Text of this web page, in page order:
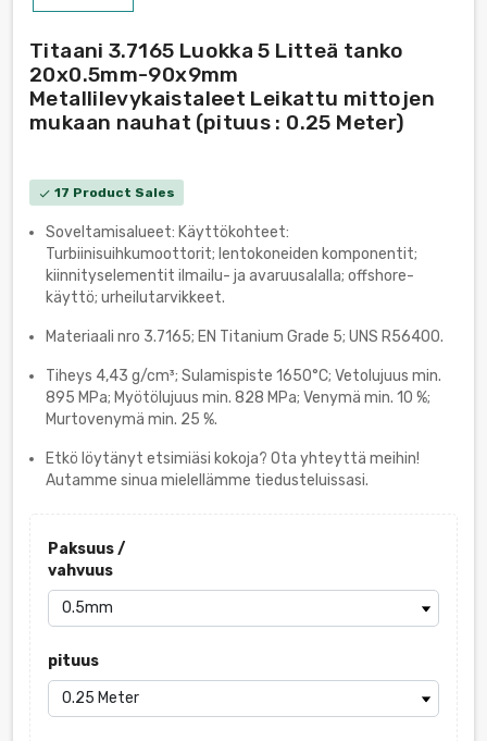
Titaani 3.7165 Luokka 5 Litteä tanko
20x0.5mm-90x9mm
Metallilevykaistaleet Leikattu mittojen
mukaan nauhat (pituus : 0.25 Meter)
check 17 Product Sales
Soveltamisalueet: Käyttökohteet:
Turbiinisuihkumoottorit; lentokoneiden komponentit;
kiinnityselementit ilmailu- ja avaruusalalla; offshore-
käyttö; urheilutarvikkeet.
Materiaali nro 3.7165; EN Titanium Grade 5; UNS R56400.
Tiheys 4,43 g/cm³; Sulamispiste 1650°C; Vetolujuus min.
895 MPa; Myötölujuus min. 828 MPa; Venymä min. 10 %;
Murtovenymä min. 25 %.
Etkö löytänyt etsimiäsi kokoja? Ota yhteyttä meihin!
Autamme sinua mielellämme tiedusteluissasi.
Paksuus /
vahvuus
pituus